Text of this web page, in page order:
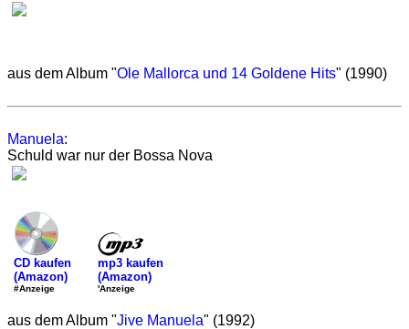
aus dem Album "Ole Mallorca und 14 Goldene Hits" (1990)
Manuela:
Schuld war nur der Bossa Nova
CD kaufen
(Amazon)
#Anzeige
mp3 kaufen
(Amazon)
'Anzeige
aus dem Album "Jive Manuela" (1992)